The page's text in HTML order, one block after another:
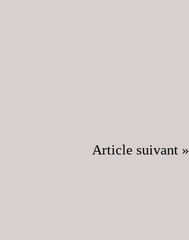
Article suivant »